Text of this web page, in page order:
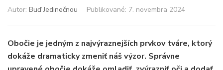
Autor: Buď Jedinečnou Publikované: 7. novembra 2024
Obočie je jedným z najvýraznejších prvkov tváre, ktorý
dokáže dramaticky zmeniť náš výzor. Správne